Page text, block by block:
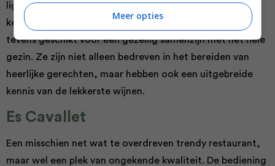
ligging direct aan het strand. Dit maakt het de perfecte
keuze voor een romantisch uitje met je partner, maar
tevens geschikt voor een gezellig samenzijn met het hele
gezin. Ze zijn niet alleen bedreven in het bereiden van
heerlijke gerechten, maar hebben ook een uitgebreide
kennis van de lekkerste wijnen.
Es Cavallet
Een misschien net wat te overdreven trendy restaurant,
maar wel een plek van ongekende kwaliteit. De bediening
Meer opties